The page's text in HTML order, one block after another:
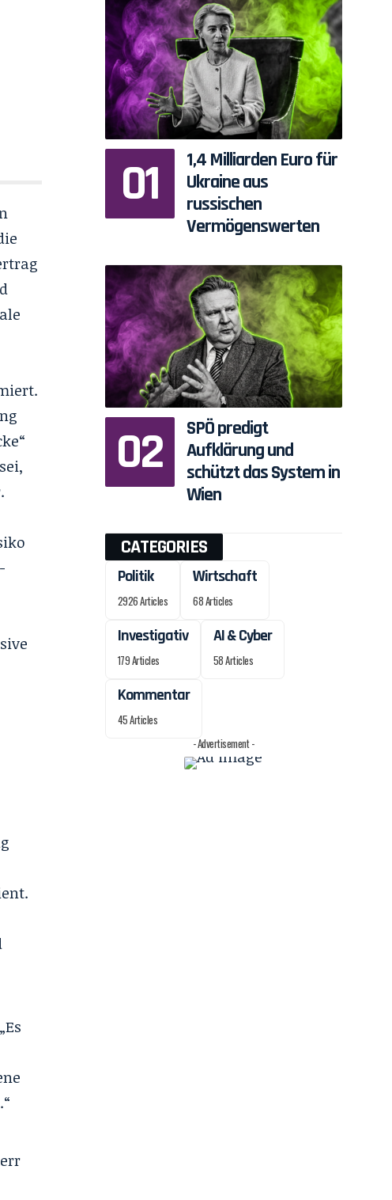
1,4 Milliarden Euro für
Ukraine aus
russischen
Vermögenswerten
SPÖ predigt
Aufklärung und
schützt das System in
Wien
CATEGORIES
Politik
2926 Articles
Wirtschaft
68 Articles
Investigativ
179 Articles
AI & Cyber
58 Articles
Kommentar
45 Articles
- Advertisement -